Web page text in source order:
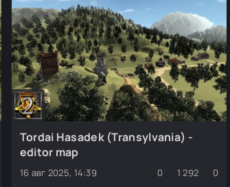
терпение, пока мы работаем над
Tordai Hasadek (Transylvania) -
editor map
16 авг 2025, 14:39 0 1 292 0